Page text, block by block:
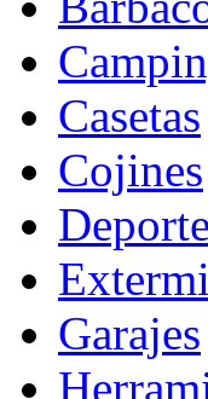
Casetas
Cojines
Garajes